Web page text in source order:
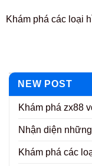
Khám phá các loại
NEW POST
Khám phá zx88
Nhận diện
Khám phá các